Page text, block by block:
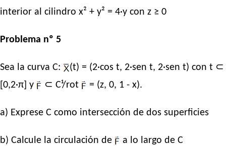
interior al cilindro x² + y² = 4·y con z ≥ 0
Problema nº 5
Sea la curva C:
(t) = (2·cos t, 2·sen t, 2·sen t) con t ⊂
[0,2·π] y
⊂ C¹/rot = (z, 0, 1 - x).
a) Exprese C como intersección de dos superficies
b) Calcule la circulación de a lo largo de C